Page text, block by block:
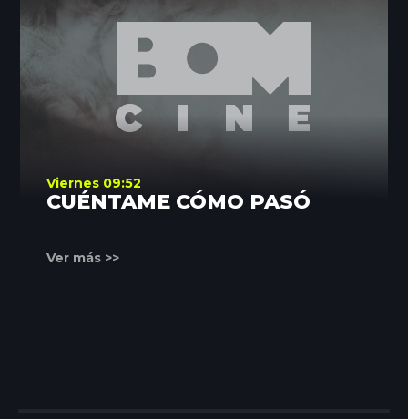
Viernes 09:52
CUÉNTAME CÓMO PASÓ
Ver más >>